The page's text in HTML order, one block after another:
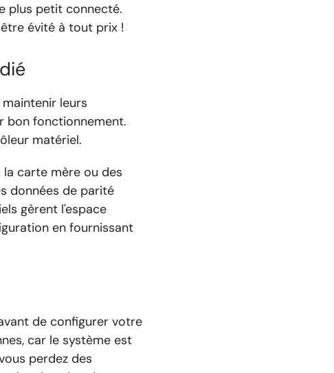
plus petit connecté.
évité à tout prix !
leurs
bon fonctionnement.
matériel.
carte mère ou des
données de parité
gèrent l'espace
en fournissant
de configurer votre
car le système est
perdez des